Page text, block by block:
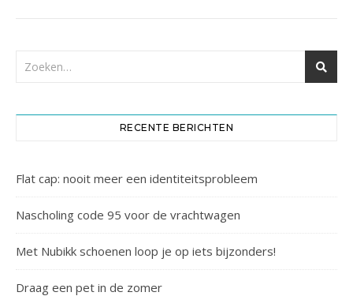
RECENTE BERICHTEN
Flat cap: nooit meer een identiteitsprobleem
Nascholing code 95 voor de vrachtwagen
Met Nubikk schoenen loop je op iets bijzonders!
Draag een pet in de zomer